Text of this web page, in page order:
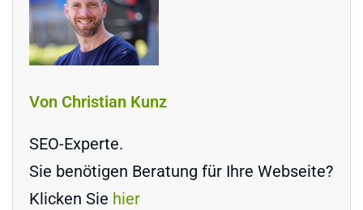
Von Christian Kunz
SEO-Experte.
Sie benötigen Beratung für Ihre Webseite?
Klicken Sie hier